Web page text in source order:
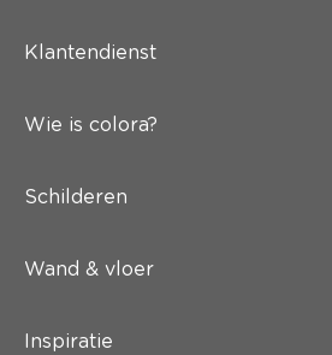
Klantendienst
Wie is colora?
Schilderen
Wand & vloer
Inspiratie